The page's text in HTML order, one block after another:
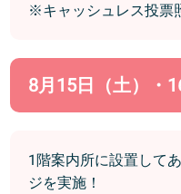
※キャッシュレス投票
8月15日（土）・
1階案内所に設置して
ジを実施！